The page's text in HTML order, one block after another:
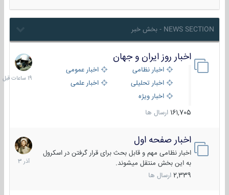
NEWS SECTION - بخش خبر
اخبار روز ایران و جهان
اخبار نظامی
اخبار عمومی
اخبار تحلیلی
اخبار علمی
اخبار ویژه
161,705 ارسال ها
19
ساعات
قبل
اخبار صفحه اول
اخبار نظامی مهم و قابل بحث برای قرار گرفتن در اسکرول
به این بخش منتقل میشوند.
2,339 ارسال ها
7
آذر
1403